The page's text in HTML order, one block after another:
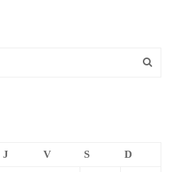
J V S D